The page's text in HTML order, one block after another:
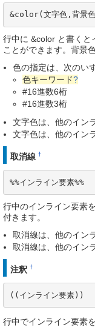
&color(文字色,背景
行中に &color と書くと
ことができます。背景
色の指定は、次のい
色キーワード?
#16進数6桁
#16進数3桁
文字色は、他のイン
文字色は、他のイン
取消線 †
%%インライン要素%%
行中のインライン要素
付きます。
取消線は、他のイン
取消線は、他のイン
注釈 †
((インライン要素))
行中でインライン要素